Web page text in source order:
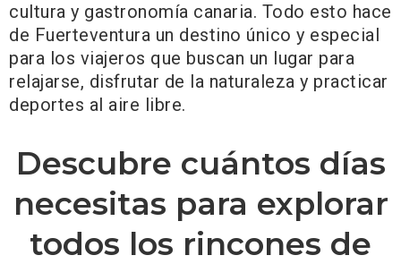
cultura y gastronomía canaria. Todo esto hace
de Fuerteventura un destino único y especial
para los viajeros que buscan un lugar para
relajarse, disfrutar de la naturaleza y practicar
deportes al aire libre.
Descubre cuántos días
necesitas para explorar
todos los rincones de